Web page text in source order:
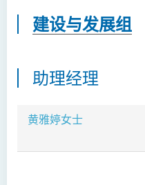
建设与发展组
助理经理
黄雅婷女士